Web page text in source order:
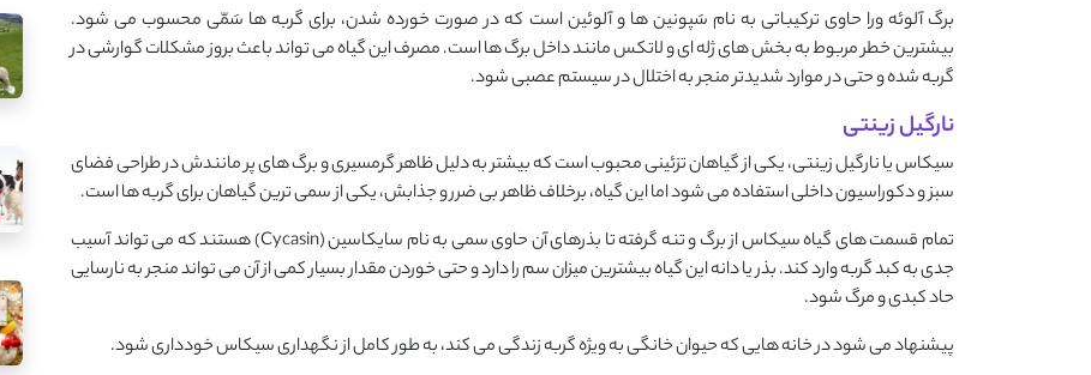
برگ آلوئه ‌ورا حاوی ترکیباتی به نام سَپونین‌ ها و آلوئین است که در صورت خورده شدن، برای گربه‌ ها سَمّی محسوب می ‌شود.
بیشترین خطر مربوط به بخش‌ های ژله‌ ای و لاتکس ‌مانند داخل برگ ‌ها است. مصرف این گیاه می ‌تواند باعث بروز مشکلات گوارشی در
گربه شده و حتی در موارد شدیدتر منجر به اختلال در سیستم عصبی شود.
نارگیل زینتی
سیکاس یا نارگیل زینتی، یکی از گیاهان تزئینی محبوب است که بیشتر به ‌دلیل ظاهر گرمسیری و برگ ‌های پر مانندش در طراحی فضای
سبز و دکوراسیون داخلی استفاده می ‌شود اما این گیاه، برخلاف ظاهر بی‌ ضرر و جذابش، یکی از سمی ‌ترین گیاهان برای گربه ‌ها است.
تمام قسمت ‌های گیاه سیکاس از برگ و تنه گرفته تا بذرهای آن حاوی سمی به نام سایکاسین (Cycasin) هستند که می ‌تواند آسیب
جدی به کبد گربه وارد کند. بذر یا دانه این گیاه بیشترین میزان سم را دارد و حتی خوردن مقدار بسیار کمی از آن می ‌تواند منجر به نارسایی
حاد کبدی و مرگ شود.
پیشنهاد می‌ شود در خانه ‌هایی که حیوان خانگی به ‌ویژه گربه زندگی می ‌کند، به‌ طور کامل از نگهداری سیکاس خودداری شود.